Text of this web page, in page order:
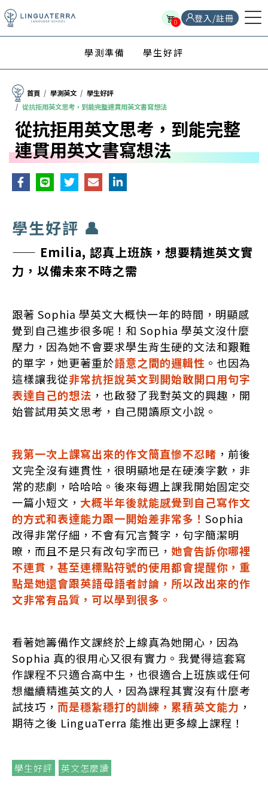
0 登入/註冊
學測準備 學生好評
首頁 學測英文
學生好評
從抗拒用英文思考，到能完整連貫用英文書寫想法
從抗拒用英文思考，到能完整
連貫用英文書寫想法
學生好評 👤
—— Emilia, 認真上班族，想要精進英文實
力，以備未來不時之需
跟著 Sophia 學英文大概快一年的時間，明顯感
覺到自己進步很多呢！和 Sophia 學英文沒什麼
壓力，因為她不會要求學生背生硬的文法和艱難
的單字，她更著重於語意之間的邏輯性 。也因為
這樣讓我從非常抗拒說英文到開始敢開口用句字
表達自己的想法 ，也啟發了我對英文的興趣，開
始嘗試用英文思考，自己閱讀原文小說。
我第一次上課寫出來的作文簡直慘不忍睹 ，前後
文完全沒有連貫性，很明顯地是在硬湊字數，非
常的悲劇，哈哈哈。後來每週上課我開始固定交
一篇小短文， 大概半年後就能感覺到自己寫作文
的方式和表達能力跟一開始差非常多！ Sophia
改得非常仔細，不會有冗言贅字，句字簡潔明
暸，而且不是只有改句字而已， 她會告訴你哪裡
不連貫，甚至連標點符號的使用都會提醒你，重
點是她還會跟英語母語者討論，所以改出來的作
文非常有品質，可以學到很多。
看著她籌備作文課終於上線真為她開心，因為
Sophia 真的很用心又很有實力。我覺得這套寫
作課程不只適合高中生，也很適合上班族或任何
想繼續精進英文的人，因為課程其實沒有什麼考
試技巧， 而是穩紮穩打的訓練，累積英文能力 ，
期待之後 LinguaTerra 能推出更多線上課程！
學生好評 英文怎麼讀